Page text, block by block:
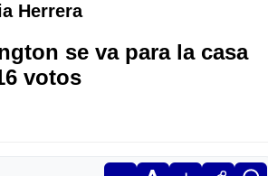
Herrera
se va para la casa
votos